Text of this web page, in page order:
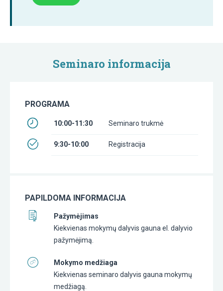
Seminaro informacija
PROGRAMA
10:00-11:30 Seminaro trukmė
9:30-10:00 Registracija
PAPILDOMA INFORMACIJA
Pažymėjimas
Kiekvienas mokymų dalyvis gauna el. dalyvio
pažymėjimą.
Mokymo medžiaga
Kiekvienas seminaro dalyvis gauna mokymų
medžiagą.